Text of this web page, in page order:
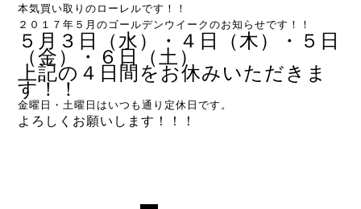
本気買い取りのローレルです！！
２０１７年５月のゴールデンウイークのお知らせです！！
５月３日（水）・４日（木）・５日
（金）・６日（土）
上記の４日間をお休みいただきま
す！！
金曜日・土曜日はいつも通り定休日です。
よろしくお願いします！！！